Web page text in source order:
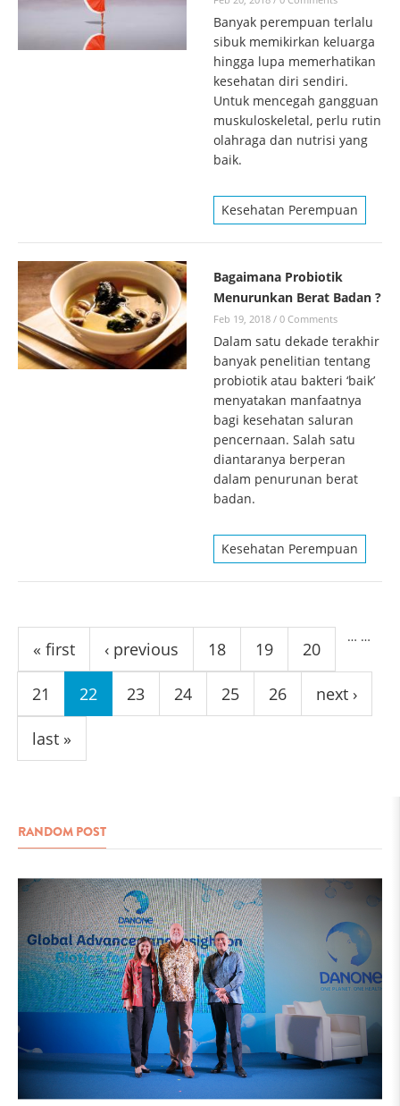
Banyak perempuan terlalu
sibuk memikirkan keluarga
hingga lupa memerhatikan
kesehatan diri sendiri.
Untuk mencegah gangguan
muskuloskeletal, perlu rutin
olahraga dan nutrisi yang
baik.
Kesehatan Perempuan
Bagaimana Probiotik
Menurunkan Berat Badan ?
Feb 19, 2018 / 0 Comments
Dalam satu dekade terakhir
banyak penelitian tentang
probiotik atau bakteri ‘baik’
menyatakan manfaatnya
bagi kesehatan saluran
pencernaan. Salah satu
diantaranya berperan
dalam penurunan berat
badan.
Kesehatan Perempuan
Pages
« first ‹ previous
…
18 19 20
21 22 23 24 25 26
…
next ›
last »
RANDOM POST